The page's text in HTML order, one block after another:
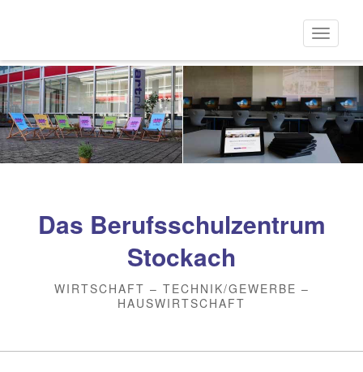
Inhalt
Das Berufsschulzentrum
Stockach
WIRTSCHAFT – TECHNIK/GEWERBE –
HAUSWIRTSCHAFT